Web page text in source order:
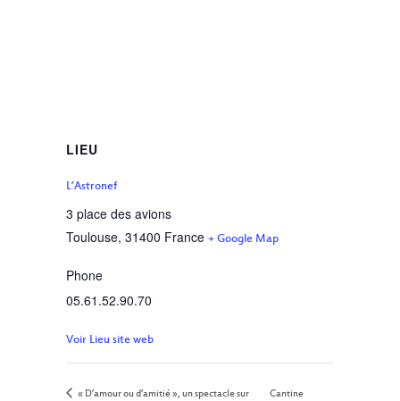
LIEU
L’Astronef
3 place des avions
Toulouse, 31400 France + Google Map
Phone
05.61.52.90.70
Voir Lieu site web
« D’amour ou d’amitié », un spectacle sur Cantine